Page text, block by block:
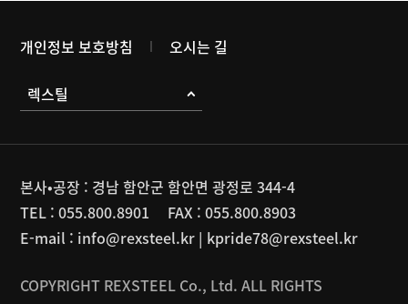
개인정보 보호방침 오시는 길
렉스틸
본사•공장 : 경남 함안군 함안면 광정로 344-4
TEL :055.800.8901 FAX :055.800.8903
E-mail : info@rexsteel.kr | kpride78@rexsteel.kr
COPYRIGHT REXSTEEL Co., Ltd. ALL RIGHTS